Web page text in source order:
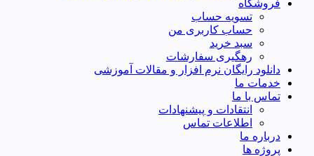
فروشگاه
تسویه حساب
حساب کاربری من
سبد خرید
رهگیری سفارشات
دانلود رایگان نرم افزار و مقالات آموزشی
خدمات ما
تماس با ما
انتقادات و پیشنهادات
اطلاعات تماس
درباره ما
پروژه ها